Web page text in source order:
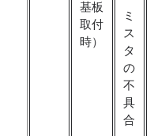
基板
取付
時）
ミ
ス
タ
の
不
具
合